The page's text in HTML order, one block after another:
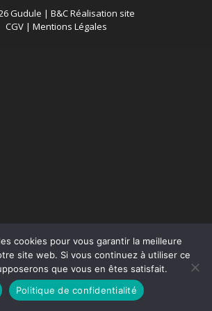
Gudule | B&C Réalisation site
CGV | Mentions Légales
cookies pour vous garantir la meilleure
site web. Si vous continuez à utiliser ce
que vous en êtes satisfait.
Politique de confidentialité